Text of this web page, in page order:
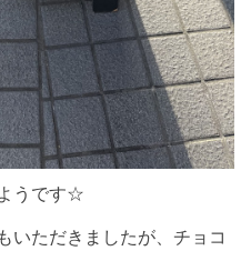
うです☆
いただきましたが、チョコ